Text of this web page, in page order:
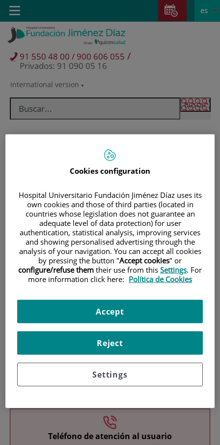
Saltar al contenido
Saltar
contenido
Selector
idioma
activo
es
International version
91 550 48 00 / 900 606 055 /
Privados: 91 090 05 16
Toggle
navigation
Pacientes y visitantes
Investigación
Docencia
Teléfono de atención al usuario
Cookies configuration
Hospital Universitario Fundación Jiménez Díaz uses its
own cookies and those of third parties (located in
countries whose legislation does not guarantee an
adequate level of data protection) for user
authentication, statistical analysis, improving services
and showing personalised advertising through the
analysis of your navigation. You can accept all cookies
by pressing the button "Accept cookies" or
configure/refuse them their use from this Settings. For
more information click here: Política de Cookies
Settings
Reject
Accept